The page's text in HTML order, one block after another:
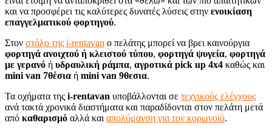
και να προσφέρει τις καλύτερες δυνατές λύσεις στην ενοικίαση
επαγγελματικού φορτηγού.
Στον στόλο της i-rentavan ο πελάτης μπορεί να βρει καινούργια
φορτηγά ανοιχτού ή κλειστού τύπου, φορτηγά ψυγεία, φορτηγά
με γερανό ή υδραυλική ράμπα, αγροτικά pick up 4x4 καθώς και
mini van 7θέσια ή mini van 9θεσια.
Τα οχήματα της i-rentavan υποβάλλονται σε τεχνικούς ελέγχους
ανά τακτά χρονικά διαστήματα και παραδίδονται στον πελάτη μετά
από καθαρισμό αλλά και απολύμανση για τον κορωνοϊό.